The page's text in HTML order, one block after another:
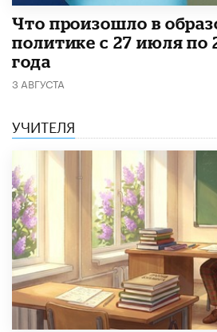
​Что произошло в
политике с 27 июля по
года
3 АВГУСТА
УЧИТЕЛЯ